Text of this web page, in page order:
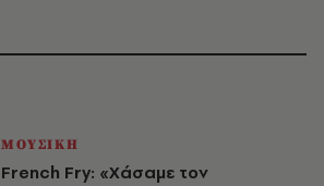
ΜΟΥΣΙΚΗ
French Fry: «Χάσαμε τον